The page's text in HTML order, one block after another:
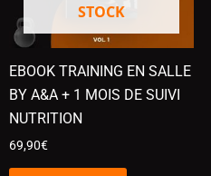
STOCK
EBOOK TRAINING EN SALLE
BY A&A + 1 MOIS DE SUIVI
NUTRITION
69,90€